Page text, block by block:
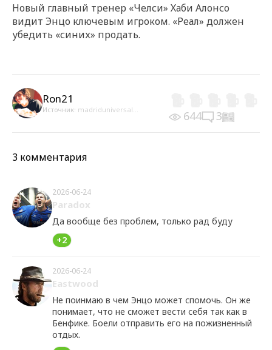
Новый главный тренер «Челси» Хаби Алонсо
видит Энцо ключевым игроком. «Реал» должен
убедить «синих» продать.
Ron21
Источник: madriduniversal... 644 3
3 комментария
2026-06-24
Paradox
Да вообще без проблем, только рад буду
+2
2026-06-24
Eastwood
Не поинмаю в чем Энцо может спомочь. Он же
понимает, что не сможет вести себя так как в
Бенфике. Боели отправить его на пожизненный
отдых.